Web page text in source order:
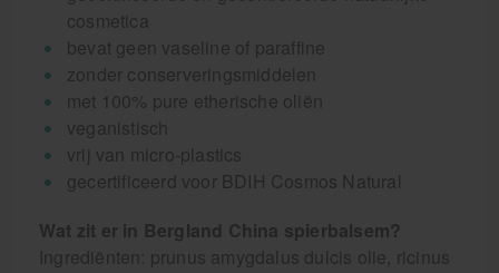
cosmetica
bevat geen vaseline of paraffine
zonder conserveringsmiddelen
met 100% pure etherische oliën
veganistisch
vrij van micro-plastics
gecertificeerd voor BDIH Cosmos Natural
Wat zit er in Bergland China spierbalsem?
Ingrediënten: prunus amygdalus dulcis olie, ricinus